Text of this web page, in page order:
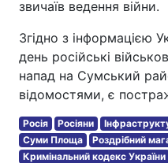
звичаїв ведення війни.
Згідно з інформацією
день російські
напад на Сумський
відомостями, є
Росія Росіяни
Суми Площа
Роздрібний
Кримінальний кодекс України